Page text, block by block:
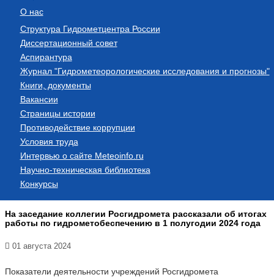
О нас
Структура Гидрометцентра России
Диссертационный совет
Аспирантура
Журнал "Гидрометеорологические исследования и прогнозы"
Книги, документы
Вакансии
Страницы истории
Противодействие коррупции
Условия труда
Интервью о сайте Meteoinfo.ru
Научно-техническая библиотека
Конкурсы
На заседание коллегии Росгидромета рассказали об итогах
работы по гидрометобеспечению в 1 полугодии 2024 года
01 августа 2024
Показатели деятельности учреждений Росгидромета